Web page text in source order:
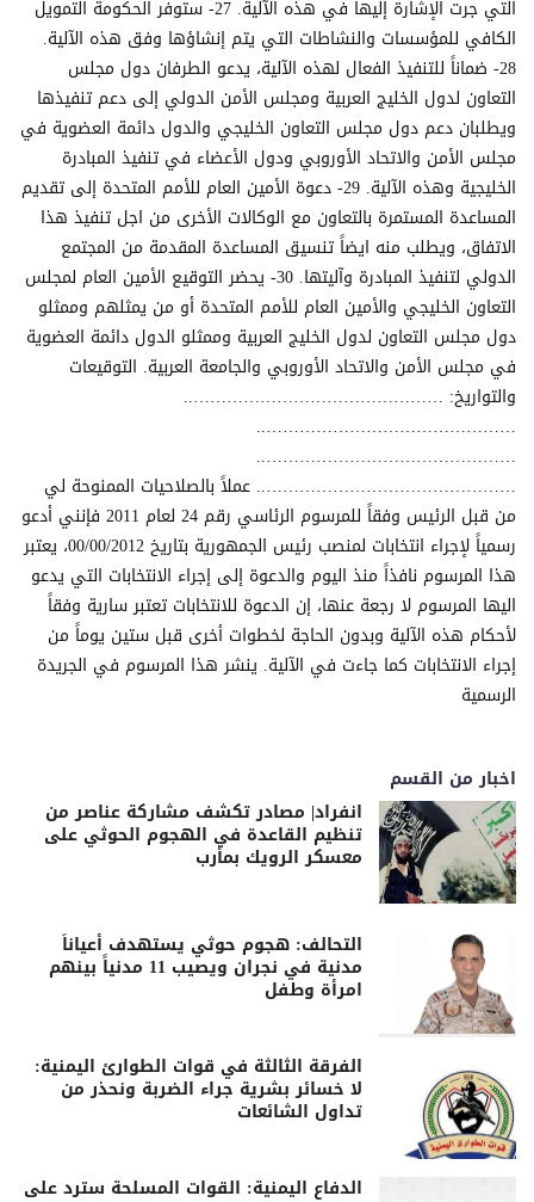
اخبار من القسم
انفراد| مصادر تكشف مشاركة عناصر من
تنظيم القاعدة في الهجوم الحوثي على
معسكر الرويك بمأرب
التحالف: هجوم حوثي يستهدف أعياناً
مدنية في نجران ويصيب 11 مدنياً بينهم
امرأة وطفل
الفرقة الثالثة في قوات الطوارئ اليمنية:
لا خسائر بشرية جراء الضربة ونحذر من
تداول الشائعات
الدفاع اليمنية: القوات المسلحة سترد على